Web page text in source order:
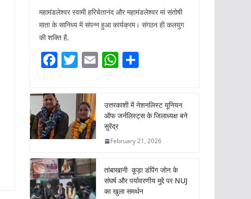
महामंडलेश्वर स्वामी हरिचेतानंद और महामंडलेश्वर मां संतोषी
माता के सानिध्य में संपन्न हुआ कार्यक्रम। संगठन ही कलयुग
की शक्ति है,
F
c
e
b
o
o
k
T
itt
er
E W
s
A
p
e
उत्तरकाशी में नेशनलिस्ट यूनियन
ऑफ जर्नलिस्ट्स के जिलाध्यक्ष बने
सुरेंद्र
February 21, 2026
तांबाखानी कूड़ा डंपिंग जोन के
संघर्ष और पर्यावरणीय मुद्दे पर NUJ
का खुला समर्थन